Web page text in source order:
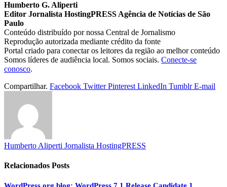
Humberto G. Aliperti
Editor Jornalista HostingPRESS Agência de Notícias de São
Paulo
Conteúdo distribuído por nossa Central de Jornalismo
Reprodução autorizada mediante crédito da fonte
Portal criado para conectar os leitores da região ao melhor conteúdo
Somos líderes de audiência local. Somos sociais. Conecte-se
conosco.
Compartilhar. Facebook Twitter Pinterest LinkedIn Tumblr E-mail
Humberto Aliperti Jornalista HostingPRESS
Relacionados Posts
WordPress.org blog: WordPress 7.1 Release Candidate 1